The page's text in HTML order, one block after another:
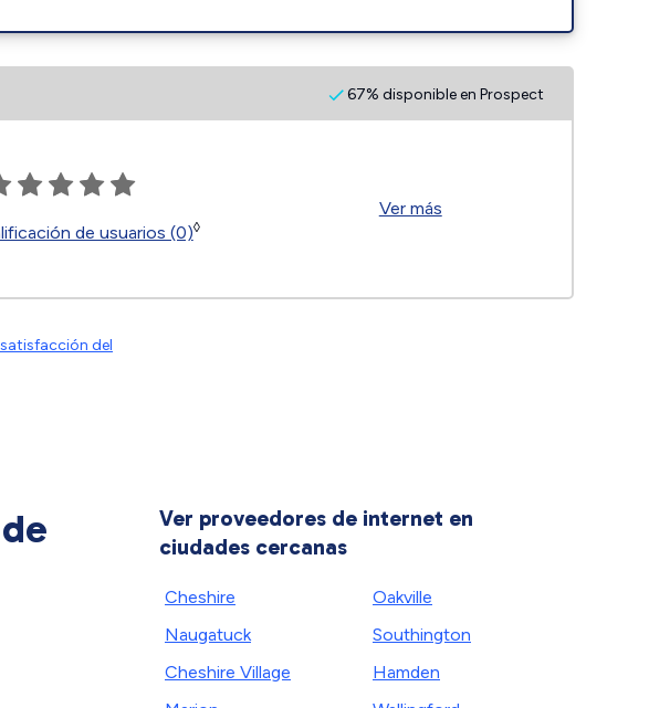
67% disponible en Prospect
de usuarios (0)◊
Ver más
del
Ver proveedores de internet en
ciudades cercanas
Cheshire
Naugatuck
Cheshire Village
Oakville
Southington
Hamden